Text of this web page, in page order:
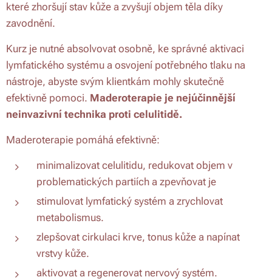
které zhoršují stav kůže a zvyšují objem těla díky
zavodnění.
Kurz je nutné absolvovat osobně, ke správné aktivaci
lymfatického systému a osvojení potřebného tlaku na
nástroje, abyste svým klientkám mohly skutečně
efektivně pomoci. Maderoterapie je nejúčinnější
neinvazivní technika proti celulitidě.
Maderoterapie pomáhá efektivně:
minimalizovat celulitidu, redukovat objem v
problematických partiích a zpevňovat je
stimulovat lymfatický systém a zrychlovat
metabolismus.
zlepšovat cirkulaci krve, tonus kůže a napínat
vrstvy kůže.
aktivovat a regenerovat nervový systém.